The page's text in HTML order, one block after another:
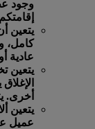
وجود
يتعين
كامل،
عادية
يتعين
أخرى.
يتعين